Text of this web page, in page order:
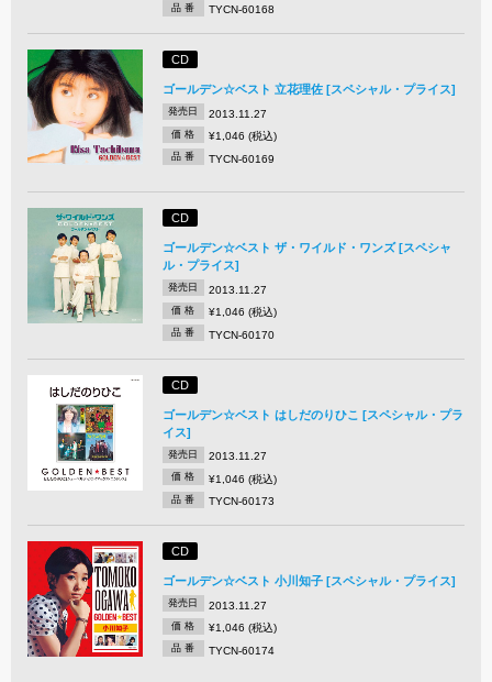
品 番 TYCN-60168
CD
ゴールデン☆ベスト 立花理佐 [スペシャル・プライス]
発売日 2013.11.27
価 格 ¥1,046 (税込)
品 番 TYCN-60169
CD
ゴールデン☆ベスト ザ・ワイルド・ワンズ [スペシャ
ル・プライス]
発売日 2013.11.27
価 格 ¥1,046 (税込)
品 番 TYCN-60170
CD
ゴールデン☆ベスト はしだのりひこ [スペシャル・プラ
イス]
発売日 2013.11.27
価 格 ¥1,046 (税込)
品 番 TYCN-60173
CD
ゴールデン☆ベスト 小川知子 [スペシャル・プライス]
発売日 2013.11.27
価 格 ¥1,046 (税込)
品 番 TYCN-60174